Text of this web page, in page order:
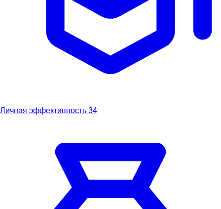
Личная эффективность 34